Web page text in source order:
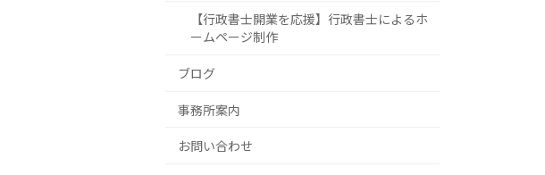
【行政書士開業を応援】行政書士によるホ
ームページ制作
ブログ
事務所案内
お問い合わせ